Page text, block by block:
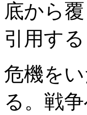
底から
引用す
危機を
る。戦